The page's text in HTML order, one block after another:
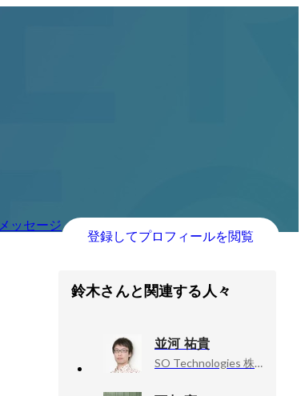
メッセージ
登録してプロフィールを閲覧
鈴木さんと関連する人々
並河 祐貴
SO Technologies 株式会社, 執行役員CTO